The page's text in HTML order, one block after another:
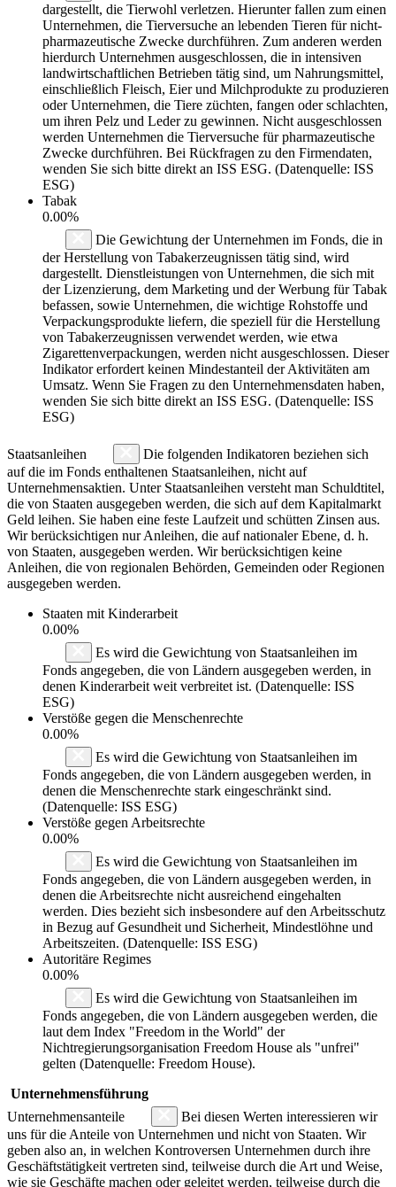
dargestellt, die Tierwohl verletzen. Hierunter fallen zum einen
Unternehmen, die Tierversuche an lebenden Tieren für nicht-
pharmazeutische Zwecke durchführen. Zum anderen werden
hierdurch Unternehmen ausgeschlossen, die in intensiven
landwirtschaftlichen Betrieben tätig sind, um Nahrungsmittel,
einschließlich Fleisch, Eier und Milchprodukte zu produzieren
oder Unternehmen, die Tiere züchten, fangen oder schlachten,
um ihren Pelz und Leder zu gewinnen. Nicht ausgeschlossen
werden Unternehmen die Tierversuche für pharmazeutische
Zwecke durchführen. Bei Rückfragen zu den Firmendaten,
wenden Sie sich bitte direkt an ISS ESG. (Datenquelle: ISS
ESG)
Tabak
0.00%
Die Gewichtung der Unternehmen im Fonds, die in
der Herstellung von Tabakerzeugnissen tätig sind, wird
dargestellt. Dienstleistungen von Unternehmen, die sich mit
der Lizenzierung, dem Marketing und der Werbung für Tabak
befassen, sowie Unternehmen, die wichtige Rohstoffe und
Verpackungsprodukte liefern, die speziell für die Herstellung
von Tabakerzeugnissen verwendet werden, wie etwa
Zigarettenverpackungen, werden nicht ausgeschlossen. Dieser
Indikator erfordert keinen Mindestanteil der Aktivitäten am
Umsatz. Wenn Sie Fragen zu den Unternehmensdaten haben,
wenden Sie sich bitte direkt an ISS ESG. (Datenquelle: ISS
ESG)
Staatsanleihen
Die folgenden Indikatoren beziehen sich
auf die im Fonds enthaltenen Staatsanleihen, nicht auf
Unternehmensaktien. Unter Staatsanleihen versteht man Schuldtitel,
die von Staaten ausgegeben werden, die sich auf dem Kapitalmarkt
Geld leihen. Sie haben eine feste Laufzeit und schütten Zinsen aus.
Wir berücksichtigen nur Anleihen, die auf nationaler Ebene, d. h.
von Staaten, ausgegeben werden. Wir berücksichtigen keine
Anleihen, die von regionalen Behörden, Gemeinden oder Regionen
ausgegeben werden.
Staaten mit Kinderarbeit
0.00%
Es wird die Gewichtung von Staatsanleihen im
Fonds angegeben, die von Ländern ausgegeben werden, in
denen Kinderarbeit weit verbreitet ist. (Datenquelle: ISS
ESG)
Verstöße gegen die Menschenrechte
0.00%
Es wird die Gewichtung von Staatsanleihen im
Fonds angegeben, die von Ländern ausgegeben werden, in
denen die Menschenrechte stark eingeschränkt sind.
(Datenquelle: ISS ESG)
Verstöße gegen Arbeitsrechte
0.00%
Es wird die Gewichtung von Staatsanleihen im
Fonds angegeben, die von Ländern ausgegeben werden, in
denen die Arbeitsrechte nicht ausreichend eingehalten
werden. Dies bezieht sich insbesondere auf den Arbeitsschutz
in Bezug auf Gesundheit und Sicherheit, Mindestlöhne und
Arbeitszeiten. (Datenquelle: ISS ESG)
Autoritäre Regimes
0.00%
Es wird die Gewichtung von Staatsanleihen im
Fonds angegeben, die von Ländern ausgegeben werden, die
laut dem Index "Freedom in the World" der
Nichtregierungsorganisation Freedom House als "unfrei"
gelten (Datenquelle: Freedom House).
Unternehmensführung
Unternehmensanteile
Bei diesen Werten interessieren wir
uns für die Anteile von Unternehmen und nicht von Staaten. Wir
geben also an, in welchen Kontroversen Unternehmen durch ihre
Geschäftstätigkeit vertreten sind, teilweise durch die Art und Weise,
wie sie Geschäfte machen oder geleitet werden, teilweise durch die